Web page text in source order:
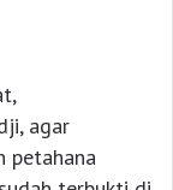
agar
petahana